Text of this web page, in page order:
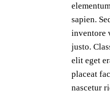
sapien.
inventore
justo.
elit eget
placeat
nascetur